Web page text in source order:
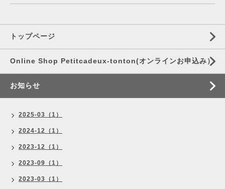
トップページ
Online Shop Petitcadeux-tonton(オンラインお申込み）
お知らせ
2025-03（1）
2024-12（1）
2023-12（1）
2023-09（1）
2023-03（1）